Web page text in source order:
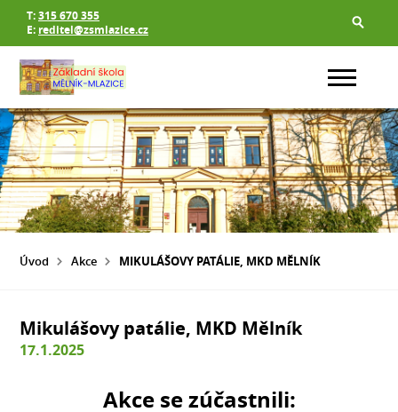
T:315 670 355
E: reditel@zsmlazice.cz
Úvod Akce MIKULÁŠOVY PATÁLIE, MKD MĚLNÍK
Mikulášovy patálie, MKD Mělník
17.1.2025
Akce se zúčastnili: